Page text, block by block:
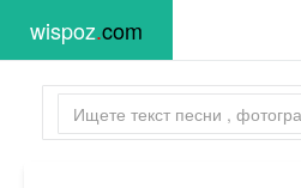
wispoz.com